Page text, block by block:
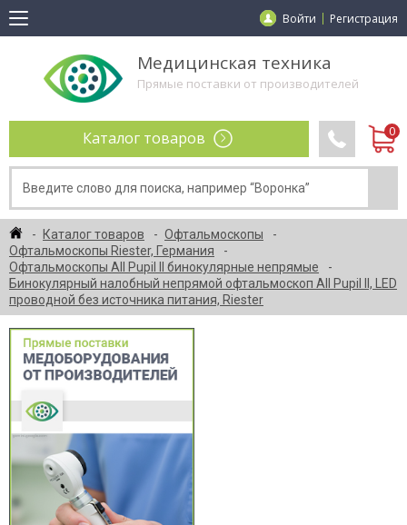
Войти Регистрация
Медицинская техника
Прямые поставки от производителей
Каталог товаров
Каталог товаров
Офтальмоскопы
Офтальмоскопы Riester, Германия
Офтальмоскопы All Pupil II бинокулярные непрямые
Бинокулярный налобный непрямой офтальмоскоп All Pupil II, LED
проводной без источника питания, Riester